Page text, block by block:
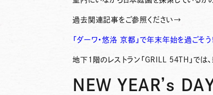
過去関連記事をご参照ください→
「ダーワ・悠洛 京都」で年末年始を過ごそう
地下1階のレストラン「GRILL 54TH」では
NEW YEAR’s